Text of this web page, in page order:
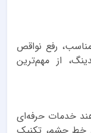
رفع نواقص
از مهم‌ترین
خدمات حرفه‌ای